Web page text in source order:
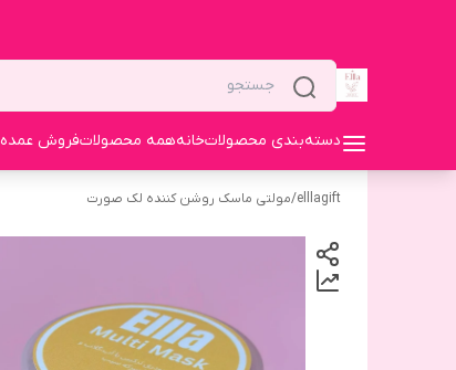
دسته‌بندی محصولاتخانههمه محصولاتفروش عمده
elllagift
/مولتی ماسک روشن کننده لک صورت